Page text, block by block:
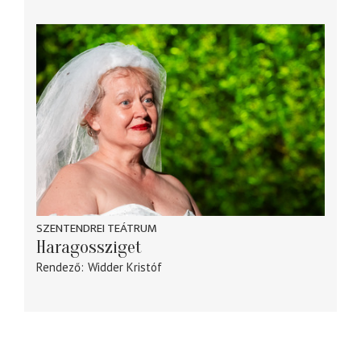
SZENTENDREI TEÁTRUM
Haragossziget
Rendező Widder Kristóf